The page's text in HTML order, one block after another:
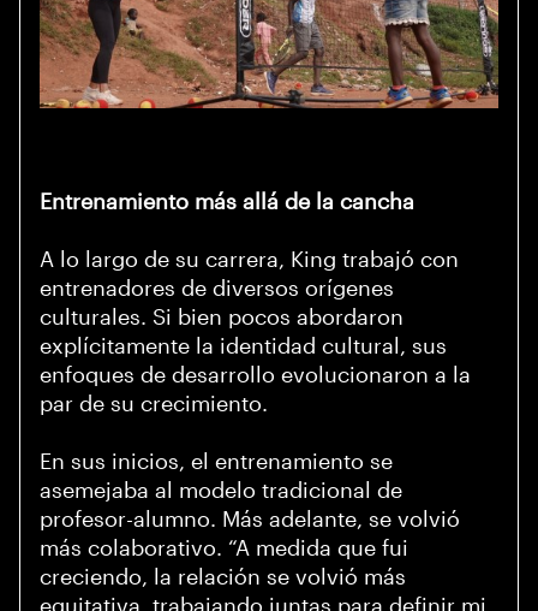
Entrenamiento más allá de la cancha
A lo largo de su carrera, King trabajó con
entrenadores de diversos orígenes
culturales. Si bien pocos abordaron
explícitamente la identidad cultural, sus
enfoques de desarrollo evolucionaron a la
par de su crecimiento.
En sus inicios, el entrenamiento se
asemejaba al modelo tradicional de
profesor-alumno. Más adelante, se volvió
más colaborativo. “A medida que fui
creciendo, la relación se volvió más
equitativa, trabajando juntas para definir mi